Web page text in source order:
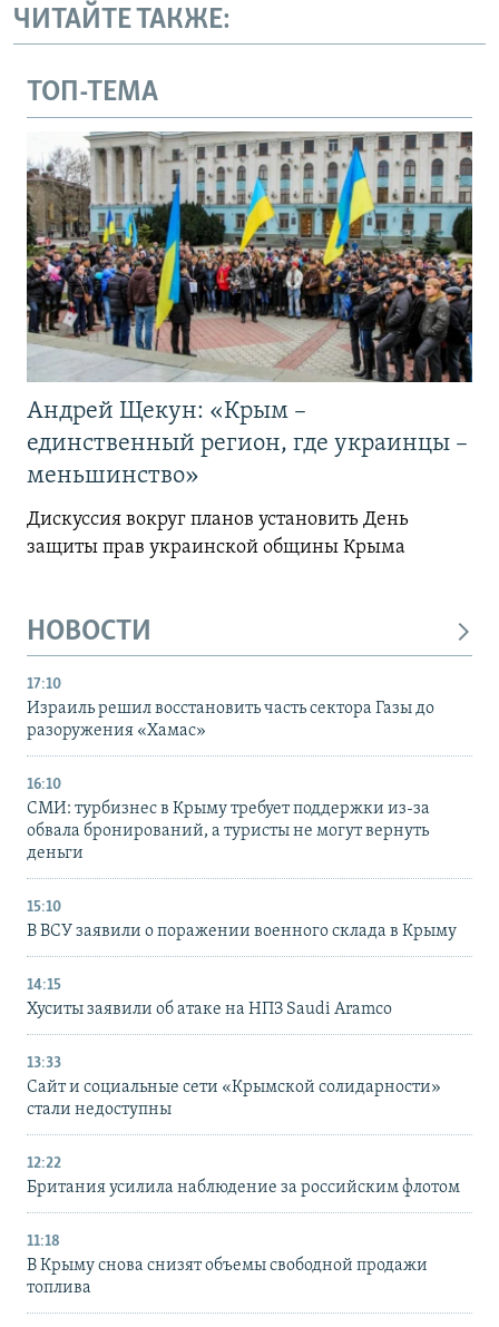
ЧИТАЙТЕ ТАКЖЕ:
ТОП-ТЕМА
Андрей Щекун: «Крым –
единственный регион, где украинцы –
меньшинство»
Дискуссия вокруг планов установить День
защиты прав украинской общины Крыма
НОВОСТИ
17:10
Израиль решил восстановить часть сектора Газы до
разоружения «Хамас»
16:10
СМИ: турбизнес в Крыму требует поддержки из-за
обвала бронирований, а туристы не могут вернуть
деньги
15:10
В ВСУ заявили о поражении военного склада в Крыму
14:15
Хуситы заявили об атаке на НПЗ Saudi Aramco
13:33
Сайт и социальные сети «Крымской солидарности»
стали недоступны
12:22
Британия усилила наблюдение за российским флотом
11:18
В Крыму снова снизят объемы свободной продажи
топлива